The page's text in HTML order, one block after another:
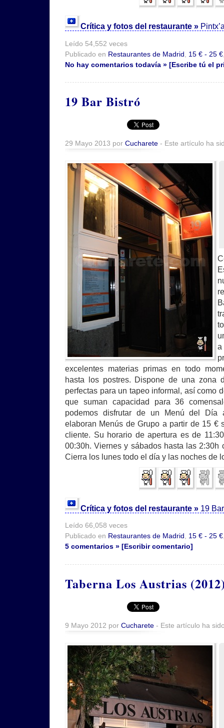
Crítica y fotos del restaurante »
Leído 54,552 veces
Publicado en Restaurantes de Madrid 15 € - 25 €
No hay comentarios todavía » [Escribe tú el
19 Bar Bistró
29 Mayo 2013 por Cucharete - Este artículo ha
excelentes materias primas en todo
hasta los postres. Dispone de una zona
perfectas para un tapeo informal, así como
que suman capacidad para 36
podemos disfrutar de un Menú del Día
elaboran Menús de Grupo a partir de 15 €
cliente. Su horario de apertura es de
00:30h. Viernes y sábados hasta las 2:30h
Cierra los lunes todo el día y las noches de
Crítica y fotos del restaurante » 19
Leído 66,058 veces
Publicado en Restaurantes de Madrid, 15 € - 25 €
5 comentarios » [Escribir comentario]
Taberna Los Austrias
9 Mayo 2012 por Cucharete - Este artículo ha